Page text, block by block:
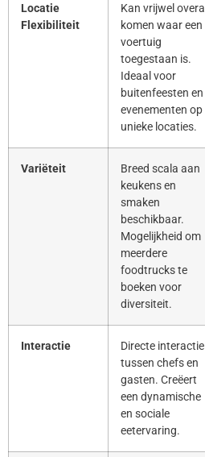
Locatie
Flexibiliteit
Kan vrijwel overal
komen waar een
voertuig
toegestaan is.
Ideaal voor
buitenfeesten en
evenementen op
unieke locaties.
Variëteit
Breed scala aan
keukens en
smaken
beschikbaar.
Mogelijkheid om
meerdere
foodtrucks te
boeken voor
diversiteit.
Interactie
Directe interactie
tussen chefs en
gasten. Creëert
een dynamische
en sociale
eetervaring.